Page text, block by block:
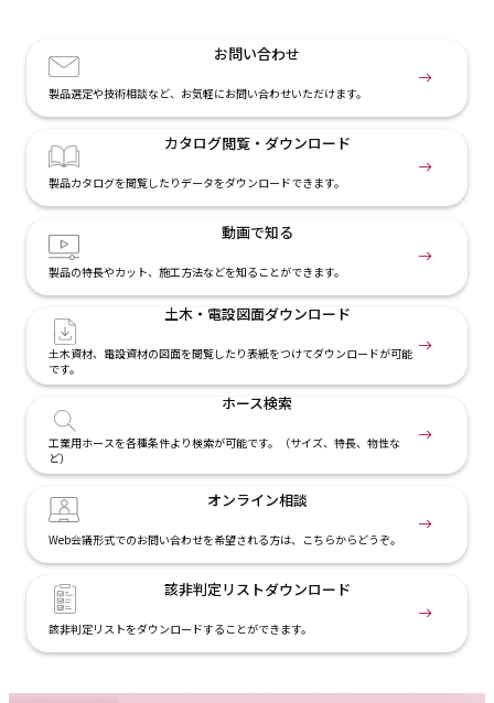
お問い合わせ
製品選定や技術相談など、お気軽にお問い合わせいただけます。
カタログ閲覧・ ダウンロード
製品カタログを閲覧したりデータをダウンロードできます。
動画で知る
製品の特長やカット、施工方法などを知ることができます。
土木・電設図面ダウンロード
土木資材、電設資材の図面を閲覧したり表紙をつけてダウンロードが可能
です。
ホース検索
工業用ホースを各種条件より検索が可能です。（サイズ、特長、物性な
ど）
オンライン相談
Web会議形式でのお問い合わせを希望される方は、こちらからどうぞ。
該非判定リストダウンロード
該非判定リストをダウンロードすることができます。